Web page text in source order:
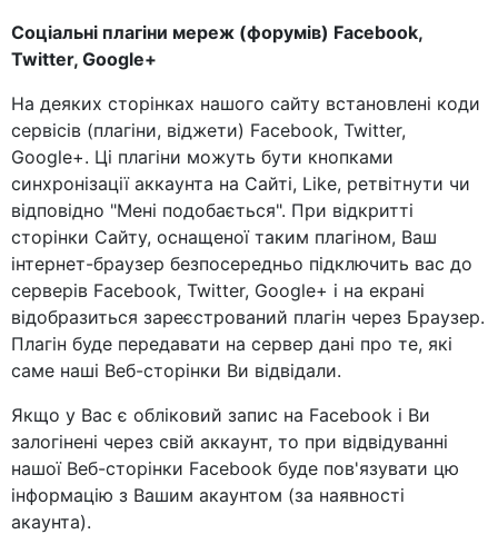
Соціальні плагіни мереж (форумів) Facebook,
Twitter, Google+
На деяких сторінках нашого сайту встановлені коди
сервісів (плагіни, віджети) Facebook, Twitter,
Google+. Ці плагіни можуть бути кнопками
синхронізації аккаунта на Сайті, Like, ретвітнути чи
відповідно "Мені подобається". При відкритті
сторінки Сайту, оснащеної таким плагіном, Ваш
інтернет-браузер безпосередньо підключить вас до
серверів Facebook, Twitter, Google+ і на екрані
відобразиться зареєстрований плагін через Браузер.
Плагін буде передавати на сервер дані про те, які
саме наші Веб-сторінки Ви відвідали.
Якщо у Вас є обліковий запис на Facebook і Ви
залогінені через свій аккаунт, то при відвідуванні
нашої Веб-сторінки Facebook буде пов'язувати цю
інформацію з Вашим акаунтом (за наявності
акаунта).